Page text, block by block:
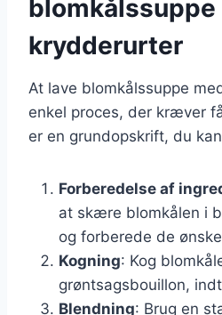
blomkålssuppe
krydderurter
At lave blomkålssuppe
enkel proces, der kræver
er en grundopskrift, du
Forberedelse af
at skære blomkålen i
og forberede de
Kogning: Kog
grøntsagsbouillon,
Blendning: Brug en